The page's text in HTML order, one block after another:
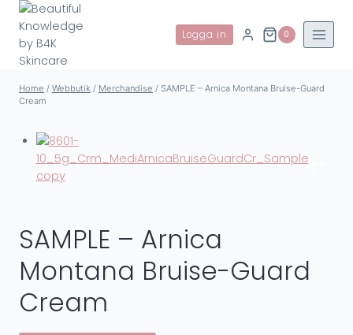
Skip
content
Logga in 0
Home / Webbutik / Merchandise / SAMPLE – Arnica Montana Bruise-Guard
Cream
SAMPLE – Arnica
Montana Bruise-Guard
Cream